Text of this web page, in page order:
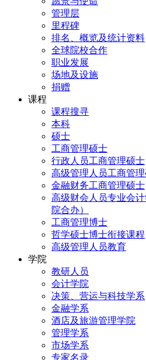
管理层
里程碑
排名、概览及统计资料
全球院校合作
职业发展
场地及设施
捐赠
课程
课程搜寻
本科
硕士
工商管理硕士
行政人员工商管理硕士
高级管理人员工商管
金融财务工商管理硕士
高级财会人员专业会
院合办）
工商管理博士
哲学硕士博士衔接课程
高级管理人员教育
学院
教研人员
会计学院
决策、营运与科技学系
金融学系
酒店及旅游管理学院
管理学系
市场学系
专家名录